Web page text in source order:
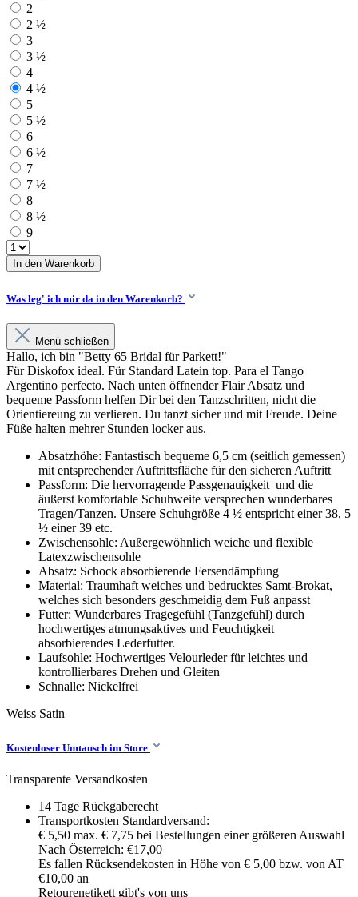
2
2 ½
3
3 ½
4
4 ½
5
5 ½
6
6 ½
7
7 ½
8
8 ½
9
In den Warenkorb
Was leg' ich mir da in den Warenkorb?
Menü schließen
Hallo, ich bin "Betty 65 Bridal für Parkett!"
Für Diskofox ideal. Für Standard Latein top. Para el Tango
Argentino perfecto. Nach unten öffnender Flair Absatz und
bequeme Passform helfen Dir bei den Tanzschritten, nicht die
Orientiereung zu verlieren. Du tanzt sicher und mit Freude. Deine
Füße halten mehrer Stunden locker aus.
Absatzhöhe: Fantastisch bequeme 6,5 cm (seitlich gemessen)
mit entsprechender Auftrittsfläche für den sicheren Auftritt
Passform: Die hervorragende Passgenauigkeit und die
äußerst komfortable Schuhweite versprechen wunderbares
Tragen/Tanzen. Unsere Schuhgröße 4 ½ entspricht einer 38, 5
½ einer 39 etc.
Zwischensohle: Außergewöhnlich weiche und flexible
Latexzwischensohle
Absatz: Schock absorbierende Fersendämpfung
Material: Traumhaft weiches und bedrucktes Samt-Brokat,
welches sich besonders geschmeidig dem Fuß anpasst
Futter: Wunderbares Tragegefühl (Tanzgefühl) durch
hochwertiges atmungsaktives und Feuchtigkeit
absorbierendes Lederfutter.
Laufsohle: Hochwertiges Velourleder für leichtes und
kontrollierbares Drehen und Gleiten
Schnalle: Nickelfrei
Weiss Satin
Kostenloser Umtausch im Store
Transparente Versandkosten
14 Tage Rückgaberecht
Transportkosten Standardversand:
€ 5,50 max. € 7,75 bei Bestellungen einer größeren Auswahl
Nach Österreich: €17,00
Es fallen Rücksendekosten in Höhe von € 5,00 bzw. von AT
€10,00 an
Retourenetikett gibt's von uns